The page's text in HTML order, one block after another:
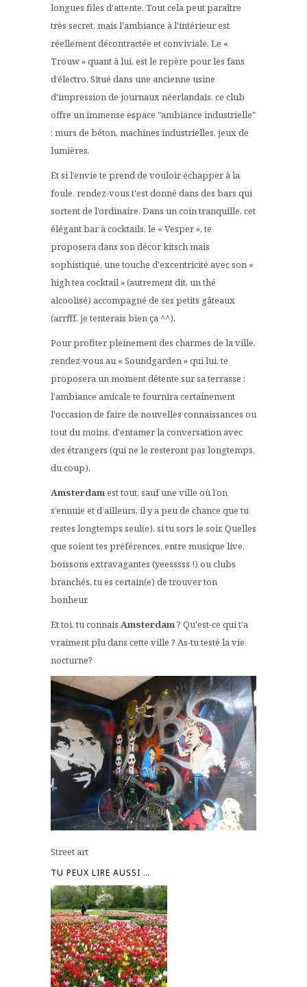
longues files d'attente. Tout cela peut paraître
très secret, mais l'ambiance à l'intérieur est
réellement décontractée et conviviale. Le «
Trouw » quant à lui, est le repère pour les fans
d’électro. Situé dans une ancienne usine
d'impression de journaux néerlandais, ce club
offre un immense espace "ambiance industrielle"
: murs de béton, machines industrielles, jeux de
lumières.
Et si l’envie te prend de vouloir échapper à la
foule, rendez-vous t'est donné dans des bars qui
sortent de l’ordinaire. Dans un coin tranquille, cet
élégant bar à cocktails, le « Vesper », te
proposera dans son décor kitsch mais
sophistiqué, une touche d'excentricité avec son «
high tea cocktail » (autrement dit, un thé
alcoolisé) accompagné de ses petits gâteaux
(arrfff, je tenterais bien ça ^^).
Pour profiter pleinement des charmes de la ville,
rendez-vous au « Soundgarden » qui lui, te
proposera un moment détente sur sa terrasse :
l'ambiance amicale te fournira certainement
l'occasion de faire de nouvelles connaissances ou
tout du moins, d'entamer la conversation avec
des étrangers (qui ne le resteront pas longtemps,
du coup).
Amsterdamest tout, sauf une ville où l’on
s’ennuie et d’ailleurs, il y a peu de chance que tu
restes longtemps seul(e), si tu sors le soir. Quelles
que soient tes préférences, entre musique live,
boissons extravagantes (yeesssss !) ou clubs
branchés, tu es certain(e) de trouver ton
bonheur.
Et toi, tu connais Amsterdam? Qu'est-ce qui t'a
vraiment plu dans cette ville ? As-tu testé la vie
nocturne?
Street art
TU PEUX LIRE AUSSI …